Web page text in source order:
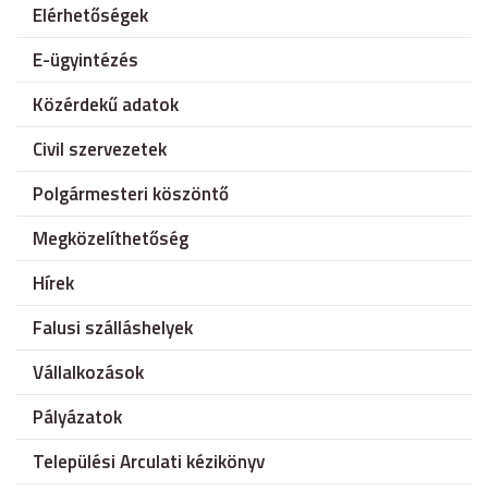
Elérhetőségek
E-ügyintézés
Közérdekű adatok
Civil szervezetek
Polgármesteri köszöntő
Megközelíthetőség
Hírek
Falusi szálláshelyek
Vállalkozások
Pályázatok
Települési Arculati kézikönyv